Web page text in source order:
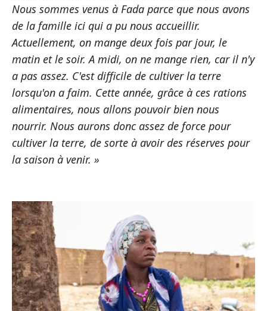
Nous sommes venus à Fada parce que nous avons
de la famille ici qui a pu nous accueillir.
Actuellement, on mange deux fois par jour, le
matin et le soir. A midi, on ne mange rien, car il n'y
a pas assez. C'est difficile de cultiver la terre
lorsqu'on a faim. Cette année, grâce à ces rations
alimentaires, nous allons pouvoir bien nous
nourrir. Nous aurons donc assez de force pour
cultiver la terre, de sorte à avoir des réserves pour
la saison à venir. »